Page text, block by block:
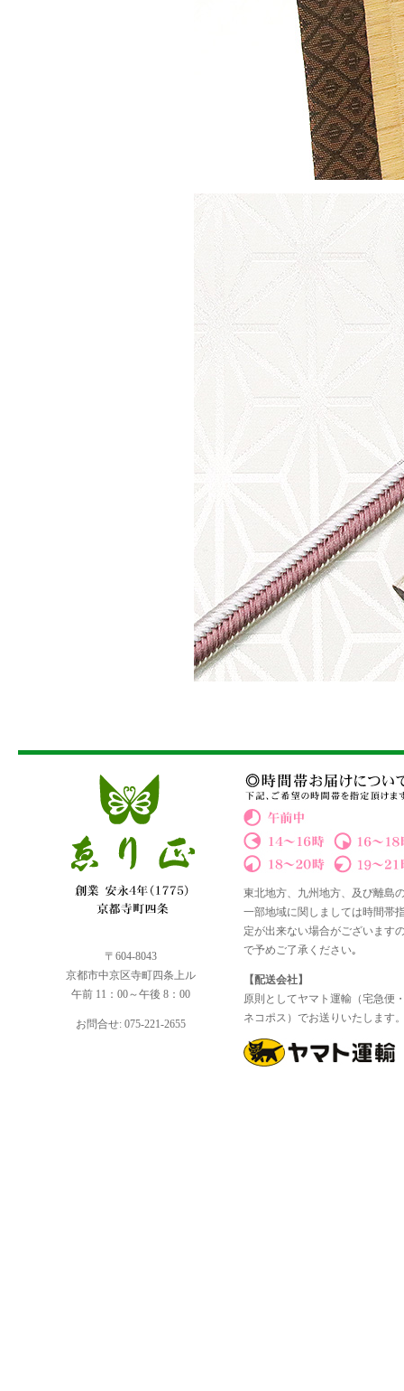
〒604-8043
京都市中京区寺町四条上ル
午前 11：00～午後 8：00
お問合せ: 075-221-2655
東北地方、九州地方、及び離島
一部地域に関しましては時間帯
定が出来ない場合がございます
で予めご了承ください｡
【配送会社】
原則としてヤマト運輸（宅急便
ネコポス）でお送りいたします